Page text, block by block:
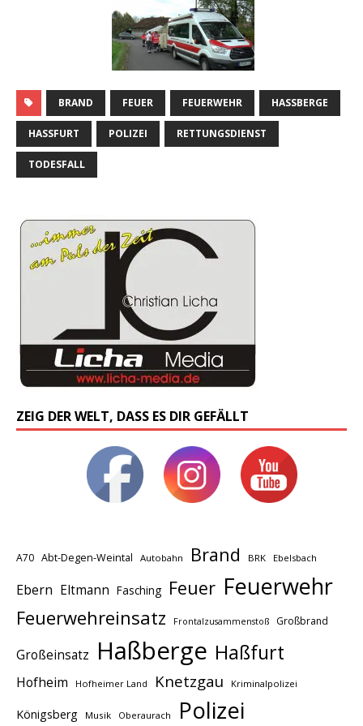
BRAND FEUER FEUERWEHR HASSBERGE
HASSFURT POLIZEI RETTUNGSDIENST
TODESFALL
ZEIG DER WELT, DASS ES DIR GEFÄLLT
A70 Abt-Degen-Weintal Autobahn Brand BRK Ebelsbach
Ebern Eltmann Fasching Feuer Feuerwehr
Feuerwehreinsatz Frontalzusammenstoß Großbrand
Großeinsatz Haßberge Haßfurt
Hofheim Hofheimer Land Knetzgau Kriminalpolizei
Königsberg Musik Oberaurach Polizei